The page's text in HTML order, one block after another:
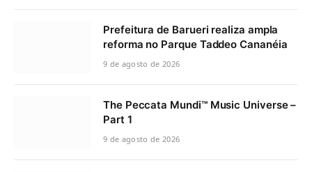
Prefeitura de Barueri realiza ampla
reforma no Parque Taddeo Cananéia
9 de agosto de 2026
The Peccata Mundi™ Music Universe –
Part 1
9 de agosto de 2026